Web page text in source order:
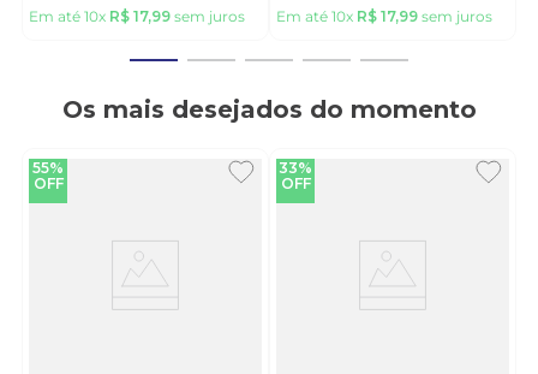
Em até 10x R$ 17,99 sem juros Em até 10x R$ 17,99 sem juros
Os mais desejados do momento
55%
OFF
33%
OFF